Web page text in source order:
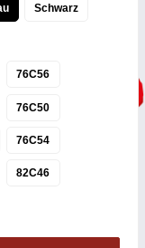
Schwarz
76C56
76C50
76C54
82C46